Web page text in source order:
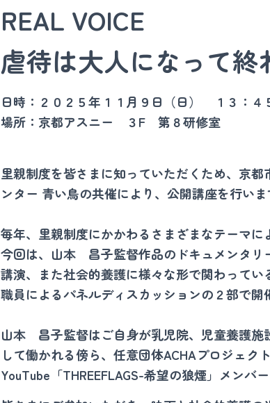
REAL VOICE
虐待は大人になって終
日時：２０２５年１１月９日（日） １３：４
場所：京都アスニー ３F 第８研修室
里親制度を皆さまに知っていただくため、京
ンター 青い鳥の共催により、公開講座を行いま
毎年、里親制度にかかわるさまざまなテーマに
今回は、山本 昌子監督作品のドキュメンタリ
講演、また社会的養護に様々な形で関わって
職員によるパネルディスカッションの２部で開
山本 昌子監督はご自身が乳児院、児童養護施
して働かれる傍ら、任意団体ACHAプロジェク
YouTube「THREEFLAGS-希望の狼煙」メンバ